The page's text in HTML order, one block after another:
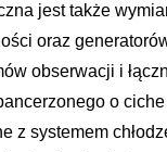
jest także
oraz
obserwacji i
o
z systemem